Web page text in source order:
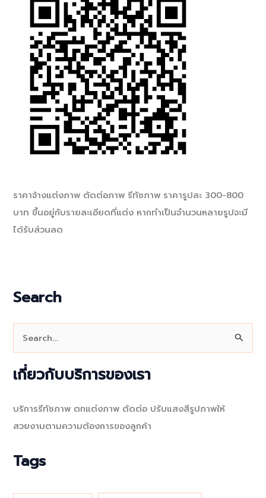
ราคาจ้างแต่งภาพ ตัดต่อภาพ รีทัชภาพ ราคารูปละ 300-800
บาท ขึ้นอยู่กับรายละเอียดที่แต่ง หากทำเป็นจำนวนหลายรูปจะมี
ได้รับส่วนลด
Search
r
เกี่ยวกับบริการของเรา
บริการรีทัชภาพ ตกแต่งภาพ ตัดต่อ ปรับแสงสีรูปภาพให้
สวยงามตามความต้องการของลูกค้า
Tags